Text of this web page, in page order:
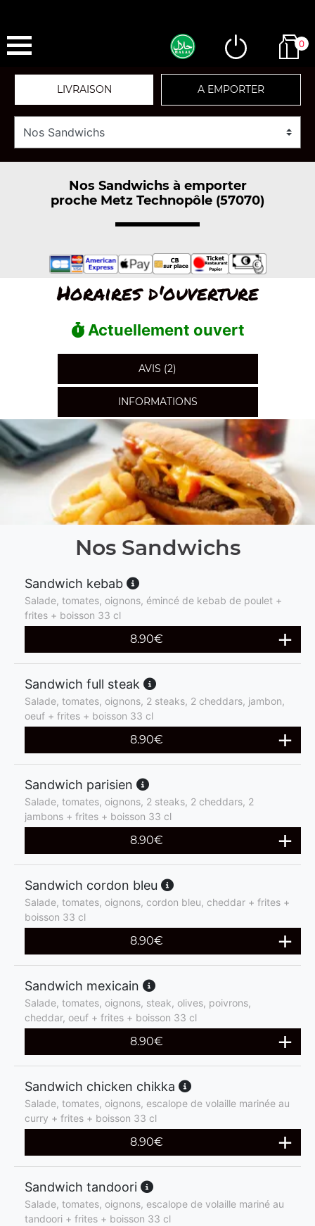
0
LIVRAISON A EMPORTER
Nos Sandwichs à emporter
proche Metz Technopôle (57070)
Horaires d'ouverture
Actuellement ouvert
AVIS (2)
INFORMATIONS
Nos Sandwichs
Sandwich kebab
Salade, tomates, oignons, émincé de kebab de poulet +
frites + boisson 33 cl
8.90€
Sandwich full steak
Salade, tomates, oignons, 2 steaks, 2 cheddars, jambon,
oeuf + frites + boisson 33 cl
8.90€
Sandwich parisien
Salade, tomates, oignons, 2 steaks, 2 cheddars, 2
jambons + frites + boisson 33 cl
8.90€
Sandwich cordon bleu
Salade, tomates, oignons, cordon bleu, cheddar + frites +
boisson 33 cl
8.90€
Sandwich mexicain
Salade, tomates, oignons, steak, olives, poivrons,
cheddar, oeuf + frites + boisson 33 cl
8.90€
Sandwich chicken chikka
Salade, tomates, oignons, escalope de volaille marinée au
curry + frites + boisson 33 cl
8.90€
Sandwich tandoori
Salade, tomates, oignons, escalope de volaille mariné au
tandoori + frites + boisson 33 cl